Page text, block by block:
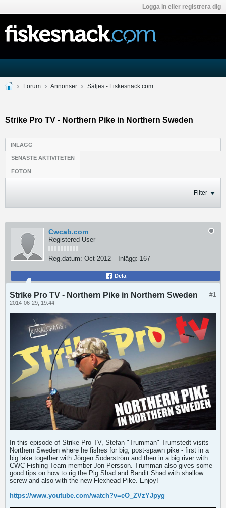
Logga in eller registrera dig
Forum Annonser Säljes - Fiskesnack.com
Strike Pro TV - Northern Pike in Northern Sweden
INLÄGG
SENASTE AKTIVITETEN
FOTON
Filter
Cwcab.com
Registered User
Reg.datum: Oct 2012 Inlägg: 167
Dela
#1
Strike Pro TV - Northern Pike in Northern Sweden
2014-06-29, 19:44
In this episode of Strike Pro TV, Stefan "Trumman" Trumstedt visits
Northern Sweden where he fishes for big, post-spawn pike - first in a
big lake together with Jörgen Söderström and then in a big river with
CWC Fishing Team member Jon Persson. Trumman also gives some
good tips on how to rig the Pig Shad and Bandit Shad with shallow
screw and also with the new Flexhead Pike. Enjoy!
https://www.youtube.com/watch?v=eO_ZVzYJpyg